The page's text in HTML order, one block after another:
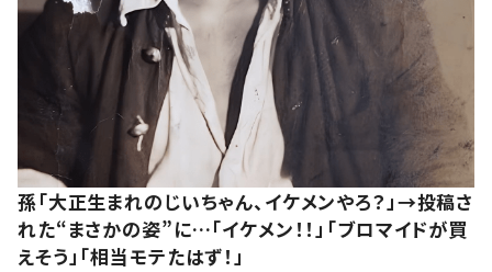
孫「大正生まれのじいちゃん、イケメンやろ？」→投稿さ
れた“まさかの姿”に…「イケメン！！」「ブロマイドが買
えそう」「相当モテたはず！」